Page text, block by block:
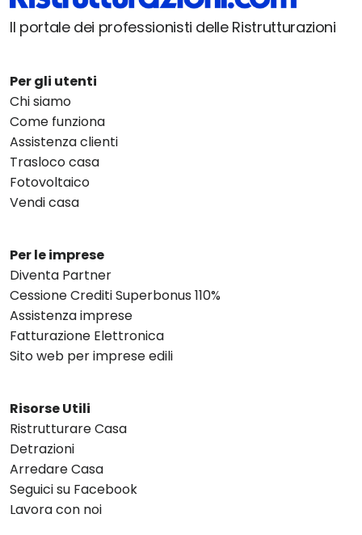
Il portale dei professionisti delle Ristrutturazioni
Per gli utenti
Chi siamo
Come funziona
Assistenza clienti
Trasloco casa
Fotovoltaico
Vendi casa
Per le imprese
Diventa Partner
Cessione Crediti Superbonus 110%
Assistenza imprese
Fatturazione Elettronica
Sito web per imprese edili
Risorse Utili
Ristrutturare Casa
Detrazioni
Arredare Casa
Seguici su Facebook
Lavora con noi